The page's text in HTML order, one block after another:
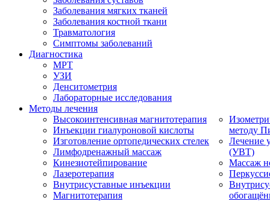
Заболевания мягких тканей
Заболевания костной ткани
Травматология
Симптомы заболеваний
Диагностика
МРТ
УЗИ
Денситометрия
Лабораторные исследования
Методы лечения
Высокоинтенсивная магнитотерапия
Инъекции гиалуроновой кислоты
Изготовление ортопедических стелек
Лимфодренажный массаж
Кинезиотейпирование
Лазеротерапия
Внутрисуставные инъекции
Магнитотерапия
методу
Лечение
(УВТ)
Массаж